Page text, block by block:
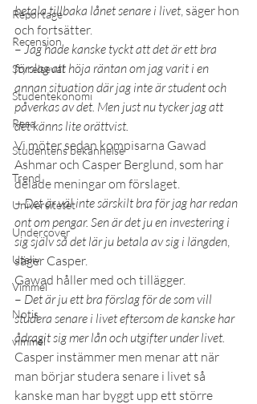
Reportage
Recension
Styrelseval
Studentekonomi
Resa
Studentens bekännelse
Trend
Universitetet
Undercover
Uteliv
Vimmel
Notis
vimmel
betala tillbaka lånet senare i livet, säger hon
och fortsätter.
– Jag hade kanske tyckt att det är ett bra
förslag att höja räntan om jag varit i en
annan situation där jag inte är student och
påverkas av det. Men just nu tycker jag att
det känns lite orättvist.
Vi möter sedan kompisarna Gawad
Ashmar och Casper Berglund, som har
delade meningar om förslaget.
– Det är väl inte särskilt bra för jag har redan
ont om pengar. Sen är det ju en investering i
sig själv så det lär ju betala av sig i längden,
säger Casper.
Gawad håller med och tillägger.
– Det är ju ett bra förslag för de som vill
studera senare i livet eftersom de kanske har
ådragit sig mer lån och utgifter under livet.
Casper instämmer men menar att när
man börjar studera senare i livet så
kanske man har byggt upp ett större